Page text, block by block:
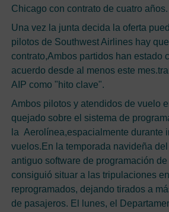
Chicago con contrato de cuatro años.
Una vez la junta decida la oferta
pilotos de Southwest Airlines hay
contrato,Ambos partidos han estado
acuerdo desde al menos este
AIP como "hito clave".
Ambos pilotos y atendidos de vuelo
quejado sobre el sistema de
la Aerolínea,espacialmente durante
vuelos.En la temporada navideña del
antiguo software de programación
consiguió situar a las tripulaciones
reprogramados, dejando tirados a
de pasajeros. El lunes, el